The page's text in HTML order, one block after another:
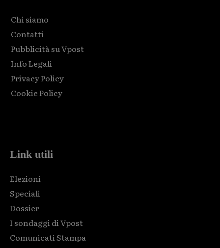
Chi siamo
Contatti
Pubblicità su Vpost
Info Legali
Privacy Policy
Cookie Policy
Link utili
Elezioni
Speciali
Dossier
I sondaggi di Vpost
Comunicati Stampa